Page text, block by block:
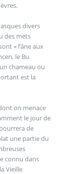
divers
des mets
« l’âne aux
le Bu
chameau ou
est la
on menace
le jour de
de
une partie du
connu dans
Vieille